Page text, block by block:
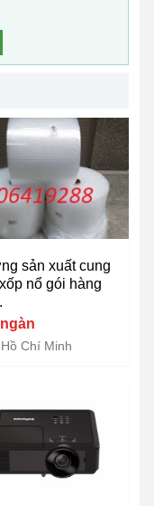
sản xuất cung
nổ gói hàng
Chí Minh